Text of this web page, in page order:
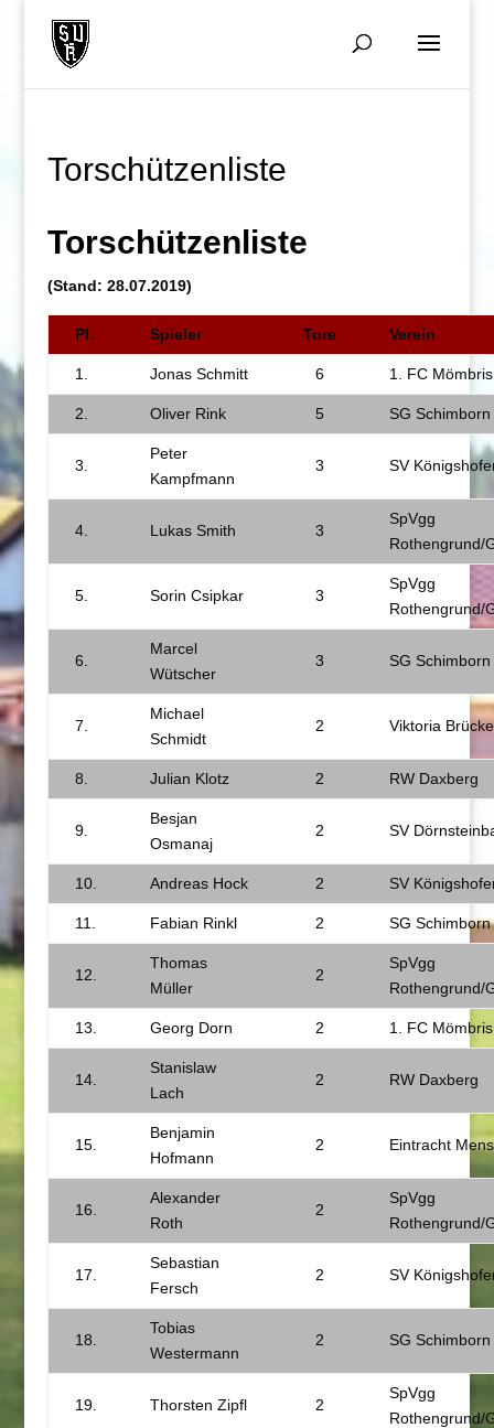
Torschützenliste
Torschützenliste
(Stand: 28.07.2019)
Pl. Spieler Tore Verein
1. Jonas Schmitt 6 1. FC Mömbris
2. Oliver Rink 5 SG Schimborn
3.
Peter
Kampfmann
3 SV
4. Lukas Smith 3
SpVgg
Rothengrund/
5. Sorin Csipkar 3
SpVgg
Rothengrund/
6.
Marcel
Wütscher
3 SG Schimborn
7.
Michael
Schmidt
2 Viktoria
8. Julian Klotz 2 RW Daxberg
9.
Besjan
Osmanaj
2 SV
10. Andreas Hock 2 SV
11. Fabian Rinkl 2 SG Schimborn
12.
Thomas
Müller
2
SpVgg
Rothengrund/
13. Georg Dorn 2 1. FC Mömbris
14.
Stanislaw
Lach
2 RW Daxberg
15.
Benjamin
Hofmann
2 Eintracht
16.
Alexander
Roth
2
SpVgg
Rothengrund/
17.
Sebastian
Fersch
2 SV
18.
Tobias
Westermann
2 SG Schimborn
19. Thorsten Zipfl 2
SpVgg
Rothengrund/